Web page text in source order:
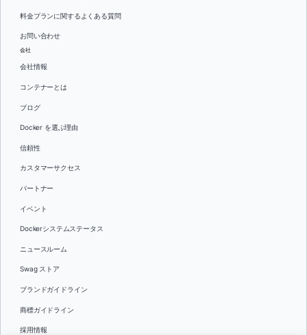
料金プランに関するよくある質問
お問い合わせ
会社
会社情報
コンテナーとは
ブログ
Docker を選ぶ理由
信頼性
カスタマーサクセス
パートナー
イベント
Dockerシステムステータス
ニュースルーム
Swag ストア
ブランドガイドライン
商標ガイドライン
採用情報